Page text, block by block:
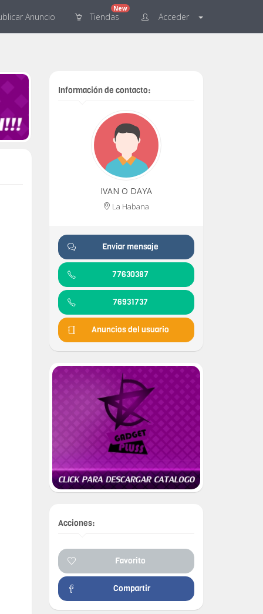
Anuncio Tiendas
New
Acceder
Información de contacto:
IVAN O DAYA
La Habana
Enviar mensaje
77630387
76931737
Anuncios del usuario
Acciones:
Favorito
Compartir